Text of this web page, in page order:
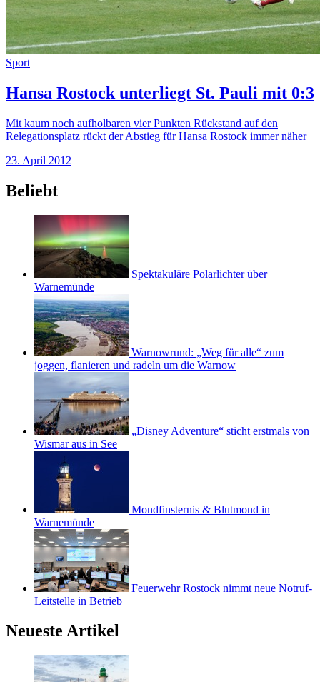
Sport
Hansa Rostock unterliegt St. Pauli mit 0:3
Mit kaum noch aufholbaren vier Punkten Rückstand auf den
Relegationsplatz rückt der Abstieg für Hansa Rostock immer näher
23. April 2012
Beliebt
Spektakuläre Polarlichter über
Warnemünde
Warnowrund: „Weg für alle“ zum
joggen, flanieren und radeln um die Warnow
„Disney Adventure“ sticht erstmals von
Wismar aus in See
Mondfinsternis & Blutmond in
Warnemünde
Feuerwehr Rostock nimmt neue Notruf-
Leitstelle in Betrieb
Neueste Artikel